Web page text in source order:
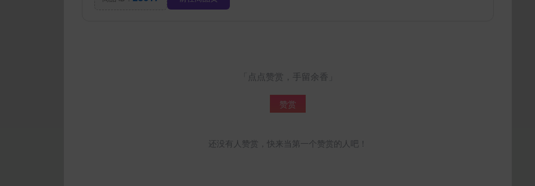
「点点赞赏，手留余香」
赞赏
还没有人赞赏，快来当第一个赞赏的人吧！